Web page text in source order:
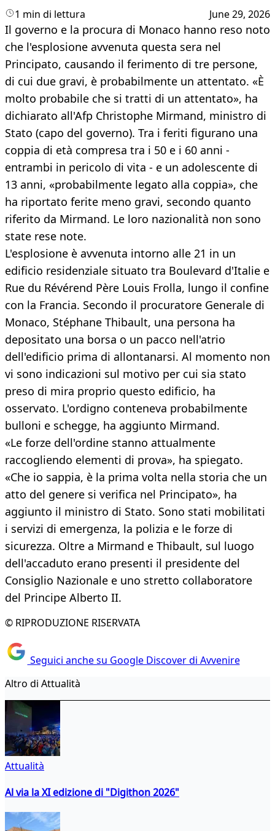
1 min di lettura June 29, 2026
Il governo e la procura di Monaco hanno reso noto
che l'esplosione avvenuta questa sera nel
Principato, causando il ferimento di tre persone,
di cui due gravi, è probabilmente un attentato. «È
molto probabile che si tratti di un attentato», ha
dichiarato all'Afp Christophe Mirmand, ministro di
Stato (capo del governo). Tra i feriti figurano una
coppia di età compresa tra i 50 e i 60 anni -
entrambi in pericolo di vita - e un adolescente di
13 anni, «probabilmente legato alla coppia», che
ha riportato ferite meno gravi, secondo quanto
riferito da Mirmand. Le loro nazionalità non sono
state rese note.
L'esplosione è avvenuta intorno alle 21 in un
edificio residenziale situato tra Boulevard d'Italie e
Rue du Révérend Père Louis Frolla, lungo il confine
con la Francia. Secondo il procuratore Generale di
Monaco, Stéphane Thibault, una persona ha
depositato una borsa o un pacco nell'atrio
dell'edificio prima di allontanarsi. Al momento non
vi sono indicazioni sul motivo per cui sia stato
preso di mira proprio questo edificio, ha
osservato. L'ordigno conteneva probabilmente
bulloni e schegge, ha aggiunto Mirmand.
«Le forze dell'ordine stanno attualmente
raccogliendo elementi di prova», ha spiegato.
«Che io sappia, è la prima volta nella storia che un
atto del genere si verifica nel Principato», ha
aggiunto il ministro di Stato. Sono stati mobilitati
i servizi di emergenza, la polizia e le forze di
sicurezza. Oltre a Mirmand e Thibault, sul luogo
dell'accaduto erano presenti il presidente del
Consiglio Nazionale e uno stretto collaboratore
del Principe Alberto II.
© RIPRODUZIONE RISERVATA
Seguici anche su Google Discover di Avvenire
Altro di Attualità
Attualità
Al via la XI edizione di "Digithon 2026"